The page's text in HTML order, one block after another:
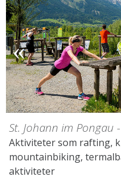
St. Johann im Pongau
Aktiviteter som rafting,
mountainbiking,
aktiviteter